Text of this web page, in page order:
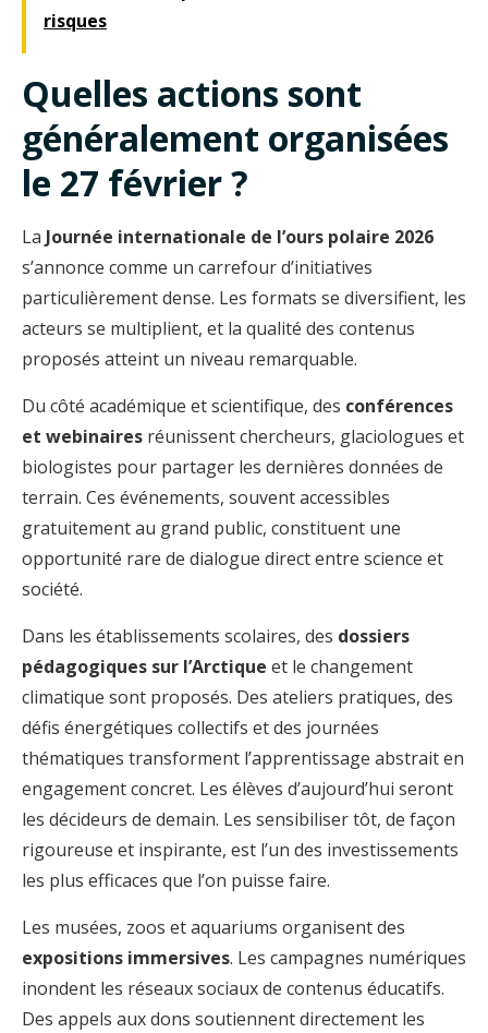
risques
Quelles actions sont
généralement organisées
le 27 février ?
La Journée internationale de l’ours polaire 2026
s’annonce comme un carrefour d’initiatives
particulièrement dense. Les formats se diversifient, les
acteurs se multiplient, et la qualité des contenus
proposés atteint un niveau remarquable.
Du côté académique et scientifique, des conférences
et webinaires réunissent chercheurs, glaciologues et
biologistes pour partager les dernières données de
terrain. Ces événements, souvent accessibles
gratuitement au grand public, constituent une
opportunité rare de dialogue direct entre science et
société.
Dans les établissements scolaires, des dossiers
pédagogiques sur l’Arctique et le changement
climatique sont proposés. Des ateliers pratiques, des
défis énergétiques collectifs et des journées
thématiques transforment l’apprentissage abstrait en
engagement concret. Les élèves d’aujourd’hui seront
les décideurs de demain. Les sensibiliser tôt, de façon
rigoureuse et inspirante, est l’un des investissements
les plus efficaces que l’on puisse faire.
Les musées, zoos et aquariums organisent des
expositions immersives. Les campagnes numériques
inondent les réseaux sociaux de contenus éducatifs.
Des appels aux dons soutiennent directement les